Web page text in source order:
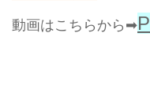
動画はこちらから➡